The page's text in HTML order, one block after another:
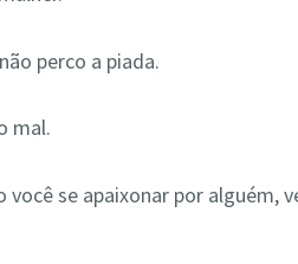
perco a piada.
mal.
você se apaixonar por alguém,